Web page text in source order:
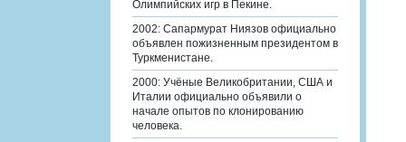
Олимпийских игр в Пекине.
2002: Сапармурат Ниязов официально
объявлен пожизненным президентом в
Туркменистане.
2000: Учёные Великобритании, США и
Италии официально объявили о
начале опытов по клонированию
человека.